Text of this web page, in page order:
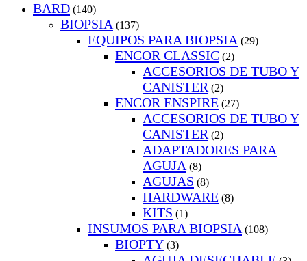
BARD (140)
BIOPSIA (137)
EQUIPOS PARA BIOPSIA (29)
ENCOR CLASSIC (2)
ACCESORIOS DE TUBO Y
CANISTER (2)
ENCOR ENSPIRE (27)
ACCESORIOS DE TUBO Y
CANISTER (2)
ADAPTADORES PARA
AGUJA (8)
AGUJAS (8)
HARDWARE (8)
KITS (1)
INSUMOS PARA BIOPSIA (108)
BIOPTY (3)